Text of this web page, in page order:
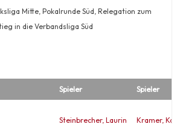
Mitte, Pokalrunde Süd, Relegation zum
in die Verbandsliga Süd
Spieler Spieler
Steinbrecher, Laurin Kramer, Kaj